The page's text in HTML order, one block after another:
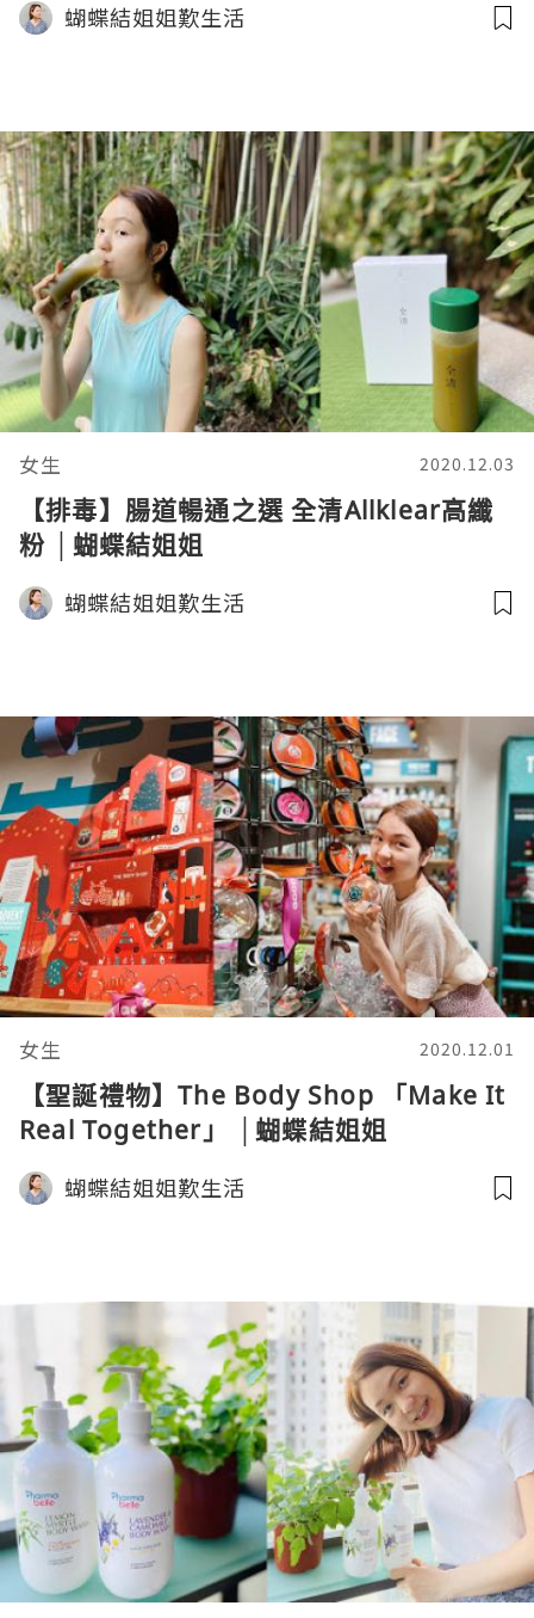
蝴蝶結姐姐歎生活
女生 2020.12.03
【排毒】腸道暢通之選 全清Allklear高纖
粉 │蝴蝶結姐姐
蝴蝶結姐姐歎生活
女生 2020.12.01
【聖誕禮物】The Body Shop 「Make It
Real Together」 │蝴蝶結姐姐
蝴蝶結姐姐歎生活